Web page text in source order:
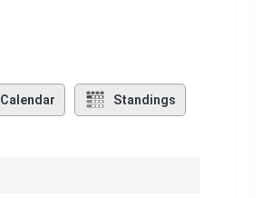
Calendar Standings